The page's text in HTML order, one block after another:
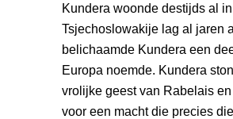
Kundera woonde destijds al
Tsjechoslowakije lag al jaren
belichaamde Kundera een
Europa noemde. Kundera
vrolijke geest van Rabelais
voor een macht die precies